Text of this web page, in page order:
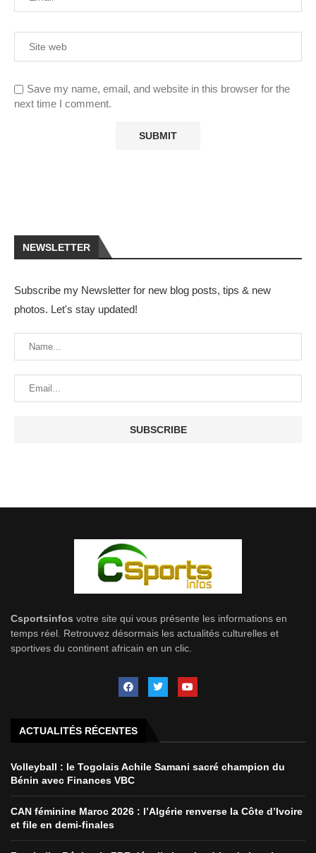
Save my name, email, and website in this browser for the
next time I comment.
NEWSLETTER
Subscribe my Newsletter for new blog posts, tips & new
photos. Let's stay updated!
Csportsinfos votre site qui vous présente les informations en
temps réel. Retrouvez désormais les actualités culturelles et
sportives du continent africain en un clic.
ACTUALITÉS RÉCENTES
Volleyball : le Togolais Achile Samani sacré champion du
Bénin avec Finances VBC
CAN féminine Maroc 2026 : l’Algérie renverse la Côte d’Ivoire
et file en demi-finales